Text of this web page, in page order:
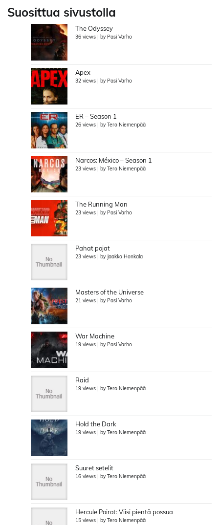
Suosittua sivustolla
The Odyssey
36 views by Pasi Varho
Apex
32 views by Pasi Varho
ER – Season 1
26 views byTero Niemenpää
Narcos: México – Season 1
23 views byTero Niemenpää
The Running Man
23 views by Pasi Varho
Pahat pojat
23 views by Jaakko Honkala
Masters of the Universe
21 views by Pasi Varho
War Machine
19 views by Pasi Varho
Raid
19 views byTero Niemenpää
Hold the Dark
19 views byTero Niemenpää
Suuret setelit
16 views byTero Niemenpää
Hercule Poirot: Viisi pientä possua
15 views byTero Niemenpää